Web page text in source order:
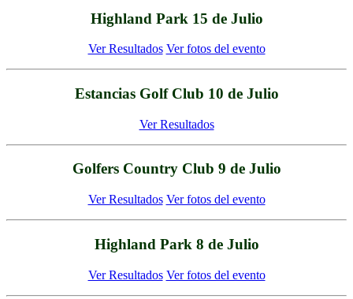
Highland Park 15 de Julio
Ver Resultados Ver fotos del evento
Estancias Golf Club 10 de Julio
Ver Resultados
Golfers Country Club 9 de Julio
Ver Resultados Ver fotos del evento
Highland Park 8 de Julio
Ver Resultados Ver fotos del evento